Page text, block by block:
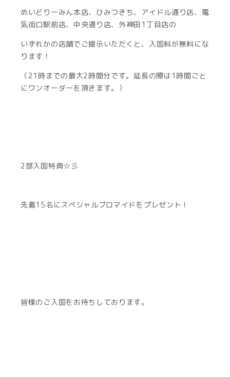
めいどりーみん本店、ひみつきち、アイドル通り店、電
気街口駅前店、中央通り店、外神田1丁目店の
いずれかの店舗でご提示いただくと、入国料が無料にな
ります！
（21時までの最大2時間分です。延長の際は1時間ごと
にワンオーダーを頂きます。）
2部入国特典☆彡
先着15名にスペシャルブロマイドをプレゼント！
皆様のご入国をお待ちしております。